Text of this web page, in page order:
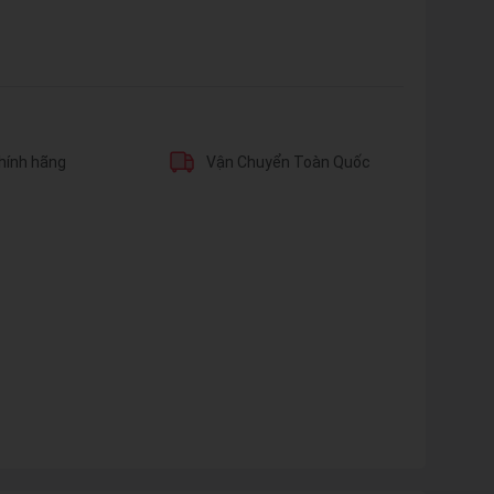
hãng Vận Chuyển Toàn Quốc